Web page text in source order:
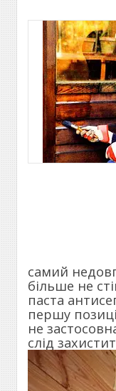
самий
більше не
паста
першу
не
слід